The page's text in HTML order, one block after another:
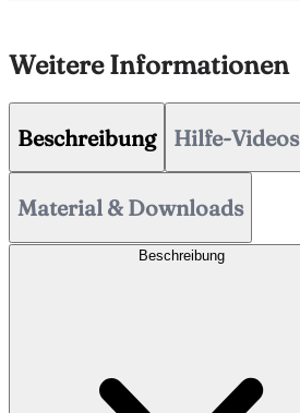
Weitere Informationen
Beschreibung Hilfe-Videos
Material & Downloads
Beschreibung